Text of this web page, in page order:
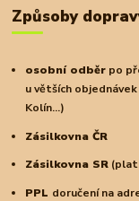
Způsoby
osobní odběr po
u větších
Kolín...)
Zásilkovna ČR
Zásilkovna SR
PPL doručení na